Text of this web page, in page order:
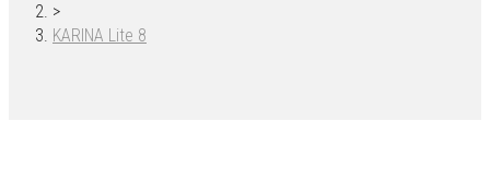
>
KARINA Lite 8